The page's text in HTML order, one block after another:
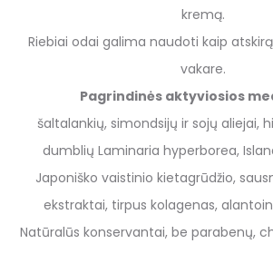
kremą.
Riebiai odai galima naudoti kaip
vakare.
Pagrindinės aktyviosios
šaltalankių, simondsijų ir sojų aliejai,
dumblių Laminaria hyperborea,
Japoniško vaistinio kietagrūdžio,
ekstraktai, tirpus kolagenas,
Natūralūs konservantai, be parabenų,